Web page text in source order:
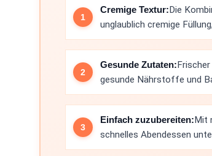
Cremige Textur:Die
unglaublich cremige
Gesunde Zutaten:
gesunde Nährstoffe und
Einfach zuzubereiten:Mit
schnelles Abendessen